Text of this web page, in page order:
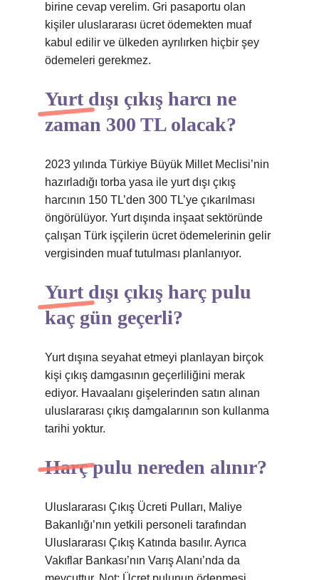
birine cevap verelim. Gri pasaportu olan
kişiler uluslararası ücret ödemekten muaf
kabul edilir ve ülkeden ayrılırken hiçbir şey
ödemeleri gerekmez.
Yurt dışı çıkış harcı ne
zaman 300 TL olacak?
2023 yılında Türkiye Büyük Millet Meclisi’nin
hazırladığı torba yasa ile yurt dışı çıkış
harcının 150 TL’den 300 TL’ye çıkarılması
öngörülüyor. Yurt dışında inşaat sektöründe
çalışan Türk işçilerin ücret ödemelerinin gelir
vergisinden muaf tutulması planlanıyor.
Yurt dışı çıkış harç pulu
kaç gün geçerli?
Yurt dışına seyahat etmeyi planlayan birçok
kişi çıkış damgasının geçerliliğini merak
ediyor. Havaalanı gişelerinden satın alınan
uluslararası çıkış damgalarının son kullanma
tarihi yoktur.
Harç pulu nereden alınır?
Uluslararası Çıkış Ücreti Pulları, Maliye
Bakanlığı’nın yetkili personeli tarafından
Uluslararası Çıkış Katında basılır. Ayrıca
Vakıflar Bankası’nın Varış Alanı’nda da